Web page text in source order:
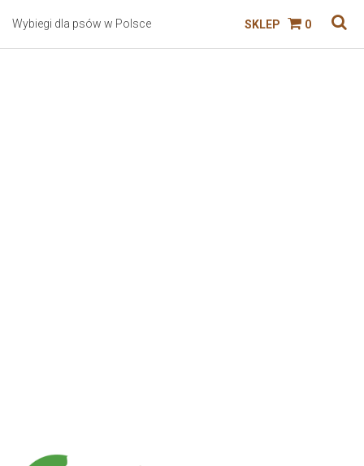
Wybiegi dla psów w Polsce SKLEP 0